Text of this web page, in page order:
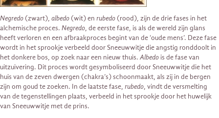
Negredo (zwart), albedo (wit) en rubedo (rood), zijn de drie fases in het
alchemische proces. Negredo, de eerste fase, is als de wereld zijn glans
heeft verloren en een afbraakproces begint van de ‘oude mens’. Deze fase
wordt in het sprookje verbeeld door Sneeuwwitje die angstig ronddoolt in
het donkere bos, op zoek naar een nieuw thuis. Albedo is de fase van
uitzuivering. Dit proces wordt gesymboliseerd door Sneeuwwitje die het
huis van de zeven dwergen (chakra’s) schoonmaakt, als zij in de bergen
zijn om goud te zoeken. In de laatste fase, rubedo, vindt de versmelting
van de tegenstellingen plaats, verbeeld in het sprookje door het huwelijk
van Sneeuwwitje met de prins.